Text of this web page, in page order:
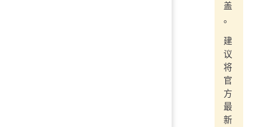
盖
。
建
议
将
官
方
最
新